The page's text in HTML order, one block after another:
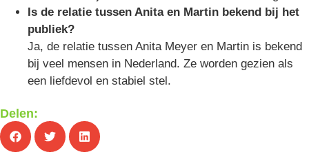
Is de relatie tussen Anita en Martin bekend bij het
publiek?
Ja, de relatie tussen Anita Meyer en Martin is bekend
bij veel mensen in Nederland. Ze worden gezien als
een liefdevol en stabiel stel.
Delen: